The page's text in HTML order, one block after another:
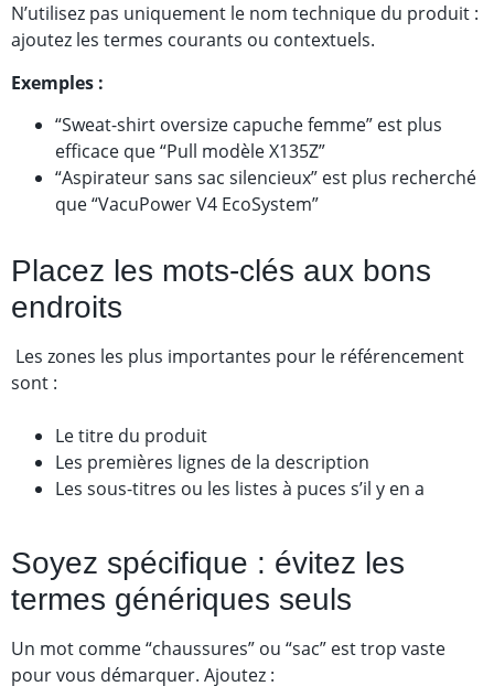
N’utilisez pas uniquement le nom technique du produit :
ajoutez les termes courants ou contextuels.
Exemples :
“Sweat-shirt oversize capuche femme” est plus
efficace que “Pull modèle X135Z”
“Aspirateur sans sac silencieux” est plus recherché
que “VacuPower V4 EcoSystem”
Placez les mots-clés aux bons
endroits
Les zones les plus importantes pour le référencement
sont :
Le titre du produit
Les premières lignes de la description
Les sous-titres ou les listes à puces s’il y en a
Soyez spécifique : évitez les
termes génériques seuls
Un mot comme “chaussures” ou “sac” est trop vaste
pour vous démarquer. Ajoutez :